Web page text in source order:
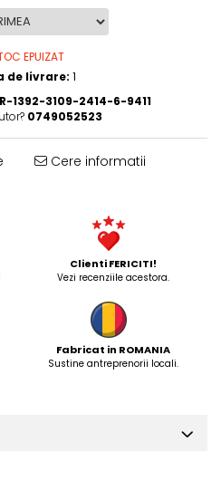
EPUIZAT
de livrare: 1
1392-3109-2414-6-9411
0749052523
Cere informatii
Clienti FERICITI!
Vezi recenziile acestora.
Fabricat in ROMANIA
Sustine antreprenorii locali.